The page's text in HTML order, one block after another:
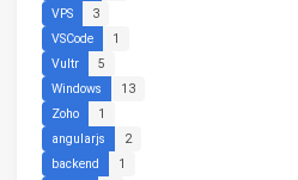
VPS
3
VSCode
1
Vultr
5
Windows
13
Zoho
1
angularjs
2
backend
1